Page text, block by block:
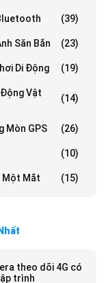
(39)
Săn Bắn (23)
Di Động (19)
Vật
(14)
Mòn GPS (26)
(10)
Một Mắt (15)
theo dõi 4G có
trình